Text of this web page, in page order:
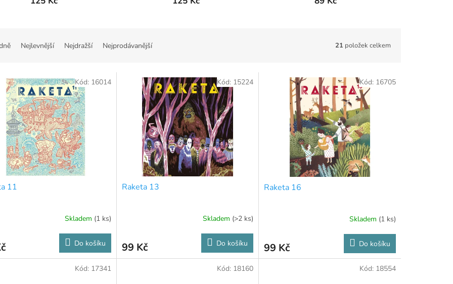
Nejlevnější Nejdražší Nejprodávanější 21 položek celkem
11
Skladem (1 ks)
Do košíku
Kód: 16014
Raketa 13
Skladem (>2 ks)
99 Kč Do košíku
Kód: 15224
Raketa 16
Skladem (1 ks)
99 Kč Do košíku
Kód: 16705
Kód: 17341 Kód: 18160 Kód: 18554